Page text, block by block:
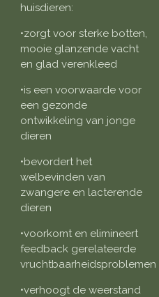
huisdieren:
•zorgt voor sterke botten,
mooie glanzende vacht
en glad verenkleed
•is een voorwaarde voor
een gezonde
ontwikkeling van jonge
dieren
•bevordert het
welbevinden van
zwangere en lacterende
dieren
•voorkomt en elimineert
feedback gerelateerde
vruchtbaarheidsproblemen
•verhoogt de weerstand